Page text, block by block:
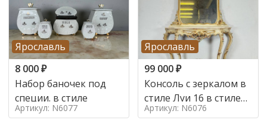
Ярославль
8 000₽
Набор баночек под
специи. в стиле
Артикул: N6077
Ярославль
99 000₽
Консоль с зеркалом в
стиле Луи 16 в стиле
Луи 16, Италия,
Артикул: N6076